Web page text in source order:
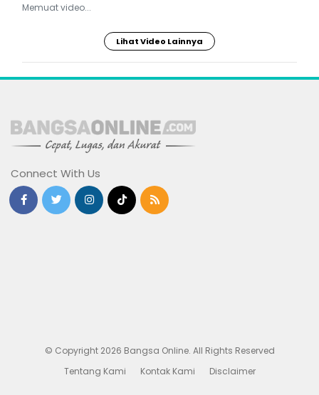
Memuat video...
Lihat Video Lainnya
Connect With Us
© Copyright 2026 Bangsa Online. All Rights Reserved
Tentang Kami
Kontak Kami Disclaimer